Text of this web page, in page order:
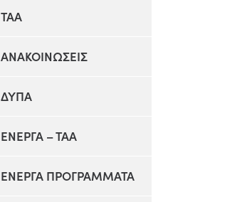
TAA
ΑΝΑΚΟΙΝΩΣΕΙΣ
ΔΥΠΑ
ΕΝΕΡΓΑ – ΤΑΑ
ΕΝΕΡΓΑ ΠΡΟΓΡΑΜΜΑΤΑ